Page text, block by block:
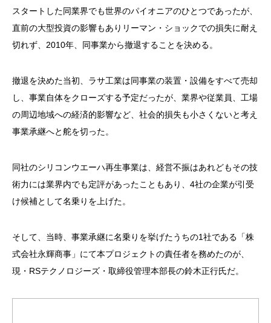
スタートした同業界でも世界のパイオニアのひとつであったが、
直前の大型投資の影響もありリーマン・ショックでの損失に耐え
切れず、2010年、同事業から撤退することを決める。
撤退を決めた当初、ラサ工業は同事業の装置・設備をすべて売却
し、事業自体をクローズする予定だったが、業界や従業員、工場
の周辺地域への経済的影響など、社会的損失も小さくないと考え
事業承継へと舵を切った。
同社のシリコンウエーハ再生事業は、経営不振はあれどもその技
術力には業界内でも定評があったこともあり、4社の企業が引受
け候補として名乗りを上げた。
そして、当時、事業承継に名乗りを挙げたうちの1社である「株
式会社永輝商事」にて本プロジェクトの責任者を務めたのが、
現・RSテクノロジーズ・取締役管理本部長の鈴木正行氏だ。